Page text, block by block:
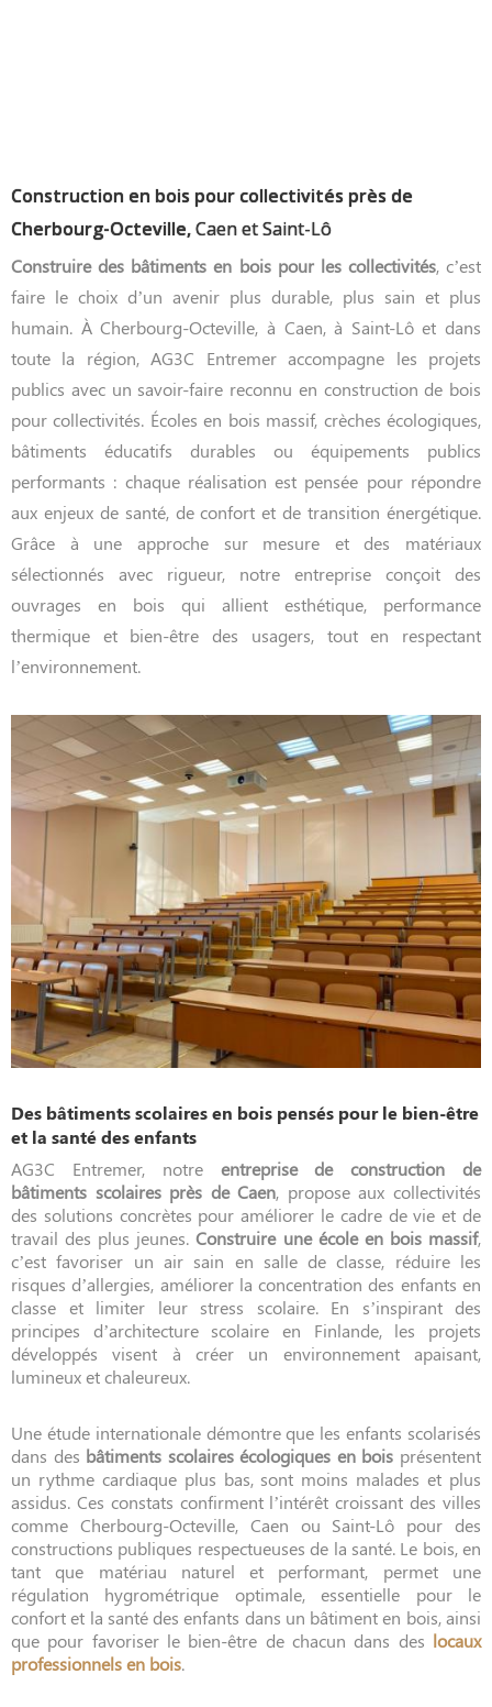
Construction en bois pour collectivités près de
Cherbourg-Octeville,Caen et Saint-Lô
Construire des bâtiments en bois pour les collectivités, c’est
faire le choix d’un avenir plus durable, plus sain et plus
humain. À Cherbourg-Octeville, à Caen, à Saint-Lô et dans
toute la région, AG3C Entremer accompagne les projets
publics avec un savoir-faire reconnu en construction de bois
pour collectivités. Écoles en bois massif, crèches écologiques,
bâtiments éducatifs durables ou équipements publics
performants : chaque réalisation est pensée pour répondre
aux enjeux de santé, de confort et de transition énergétique.
Grâce à une approche sur mesure et des matériaux
sélectionnés avec rigueur, notre entreprise conçoit des
ouvrages en bois qui allient esthétique, performance
thermique et bien-être des usagers, tout en respectant
l’environnement.
Des bâtiments scolaires en bois pensés pour le bien-être
et la santé des enfants
AG3C Entremer, notre entreprise de construction de
bâtiments scolaires près de Caen, propose aux collectivités
des solutions concrètes pour améliorer le cadre de vie et de
travail des plus jeunes.Construire une école en bois massif,
c’est favoriser un air sain en salle de classe, réduire les
risques d’allergies, améliorer la concentration des enfants en
classe et limiter leur stress scolaire. En s’inspirant des
principes d’architecture scolaire en Finlande, les projets
développés visent à créer un environnement apaisant,
lumineux et chaleureux.
Une étude internationale démontre que les enfants scolarisés
dans des bâtiments scolaires écologiques en bois présentent
un rythme cardiaque plus bas, sont moins malades et plus
assidus. Ces constats confirment l’intérêt croissant des villes
comme Cherbourg-Octeville, Caen ou Saint-Lô pour des
constructions publiques respectueuses de la santé. Le bois, en
tant que matériau naturel et performant, permet une
régulation hygrométrique optimale, essentielle pour le
confort et la santé des enfants dans un bâtiment en bois, ainsi
que pour favoriser le bien-être de chacun dans des locaux
professionnels en bois.